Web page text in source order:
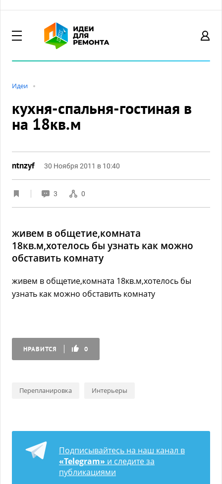
Идеи
кухня-спальня-гостиная в
на 18кв.м
ntnzyf 30 Ноября 2011 в 10:40
3 0
живем в общетие,комната
18кв.м,хотелось бы узнать как можно
обставить комнату
живем в общетие,комната 18кв.м,хотелось бы
узнать как можно обставить комнату
НРАВИТСЯ 0
Перепланировка Интерьеры
Подписывайтесь на наш канал в
«Telegram» и следите за
публикациями